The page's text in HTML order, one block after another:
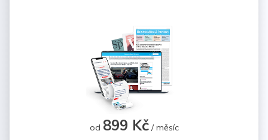
od 899 Kč/ měsíc